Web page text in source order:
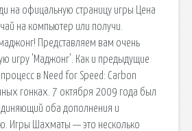
на офицальную страницу игры Цена
на компьютер или получи.
Представляем вам очень
игру 'Маджонг'. Как и предыдущие
в Need for Speed: Carbon
гонках. 7 октября 2009 года был
оба дополнения и
Игры Шахматы — это несколько